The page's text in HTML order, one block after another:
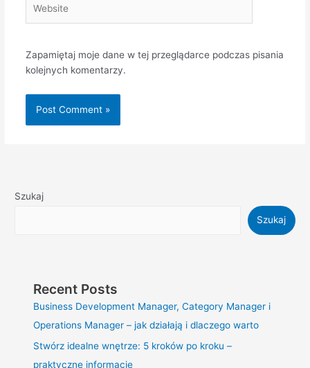
Zapamiętaj moje dane w tej przeglądarce podczas pisania
kolejnych komentarzy.
Szukaj
Szukaj
Recent Posts
Business Development Manager, Category Manager i
Operations Manager – jak działają i dlaczego warto
Stwórz idealne wnętrze: 5 kroków po kroku –
praktyczne informacje